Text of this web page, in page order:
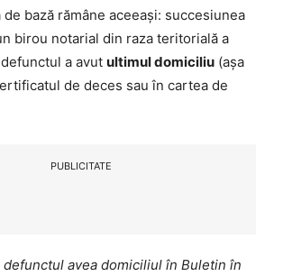
bază rămâne aceeași: succesiunea
birou notarial din raza teritorială a
a avut ultimul domiciliu (așa
de deces sau în cartea de
PUBLICITATE
defunctul avea domiciliul în Buletin în